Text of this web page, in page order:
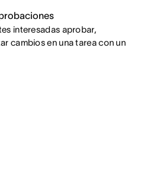
interesadas aprobar,
cambios en una tarea con un